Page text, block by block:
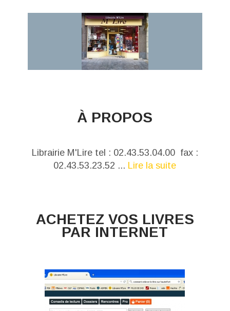
À PROPOS
Librairie M'Lire tel : 02.43.53.04.00 fax :
02.43.53.23.52 ... Lire la suite
ACHETEZ VOS LIVRES
PAR INTERNET